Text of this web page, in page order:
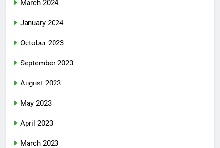
March 2024
January 2024
October 2023
September 2023
August 2023
May 2023
April 2023
March 2023